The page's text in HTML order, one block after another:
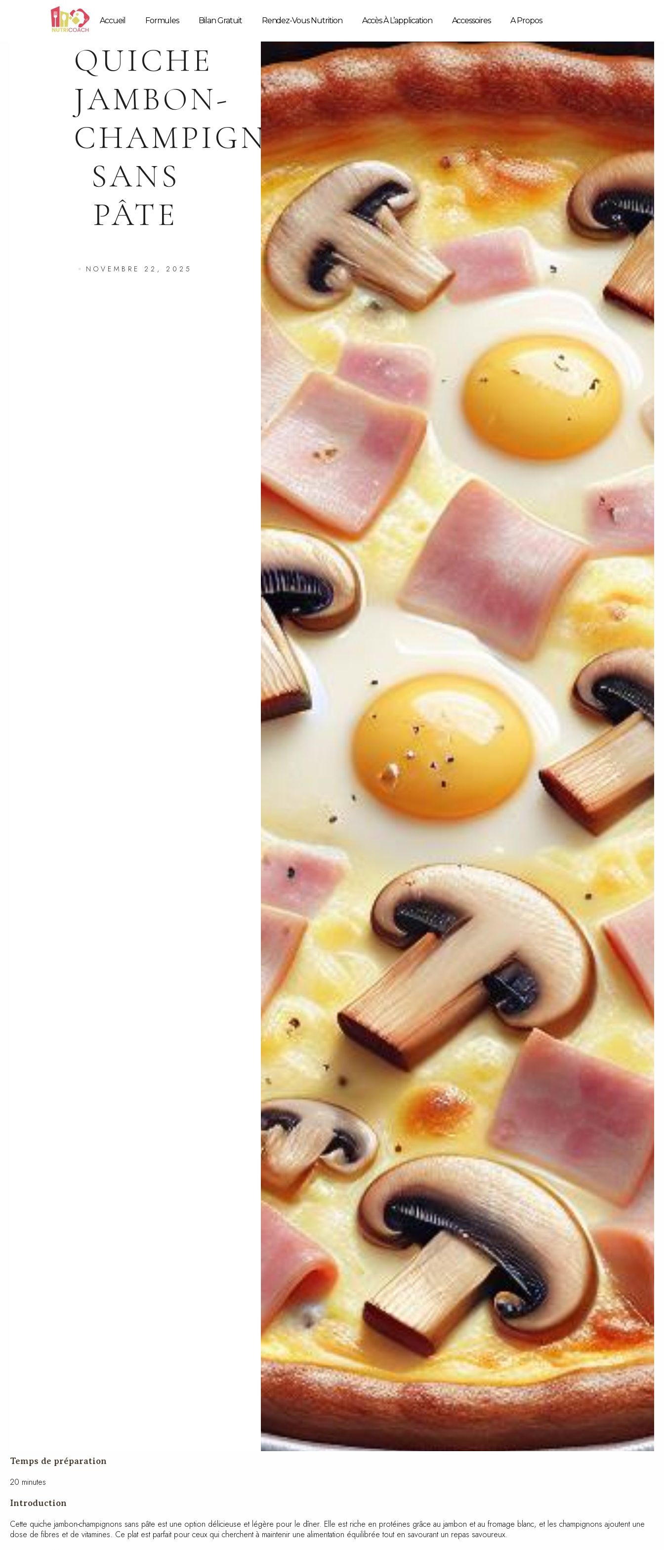
Accueil Formules Bilan Gratuit Rendez-Vous Nutrition Accès À L’application Accessoires A Propos
QUICHE
JAMBON-
CHAMPIGNONS
SANS
PÂTE
NOVEMBRE 22, 2025
Temps de préparation
20 minutes
Introduction
Cette quiche jambon-champignons sans pâte est une option délicieuse et légère pour le dîner. Elle est riche en protéines grâce au jambon et au fromage blanc, et les champignons ajoutent une
dose de fibres et de vitamines. Ce plat est parfait pour ceux qui cherchent à maintenir une alimentation équilibrée tout en savourant un repas savoureux.
Que diriez-vous d’avoir Votre coach Nutrition ?
Imaginez la puissance de l’Intelligence Artificielle à votre service pour perdre du poids, prendre de la masse ou
simplement mieux manger. Découvrez NutriCoach AI et atteignez vos objectifs sans régime mais simplement
avec un rééquilibrage alimentaire !
Profitez de 50% de réduction pour tester et constater.
Recevez votre code promo sur votre accompagnement Nutrition par Intelligence Artificielle.